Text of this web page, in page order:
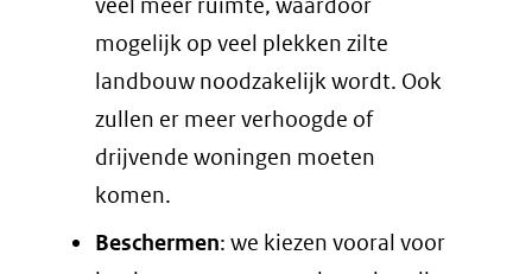
mogelijk op veel plekken zilte
landbouw noodzakelijk wordt. Ook
zullen er meer verhoogde of
drijvende woningen moeten
komen.
Beschermen: we kiezen vooral voor